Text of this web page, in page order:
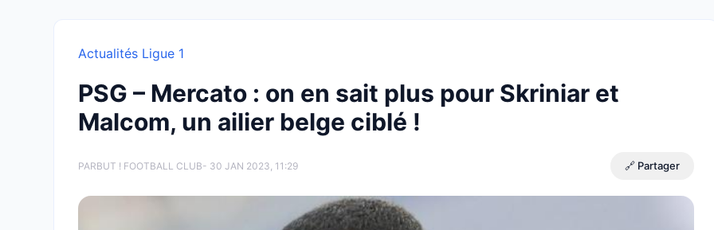
Actualités Ligue 1
PSG – Mercato : on en sait plus pour Skriniar et
Malcom, un ailier belge ciblé !
PARBUT ! FOOTBALL CLUB- 30 JAN 2023, 11:29 🔗 Partager